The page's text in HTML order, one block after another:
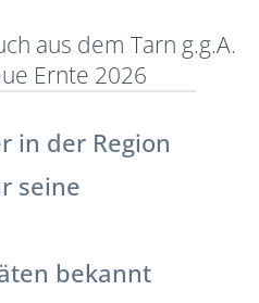
aus dem Tarn g.g.A.
Ernte 2026
in der Region
seine
bekannt